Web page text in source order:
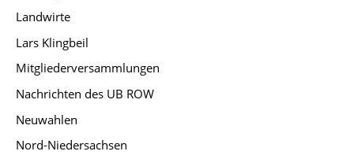
Landwirte
Lars Klingbeil
Mitgliederversammlungen
Nachrichten des UB ROW
Neuwahlen
Nord-Niedersachsen